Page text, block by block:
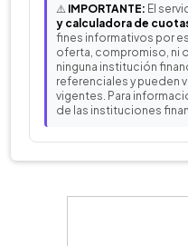
⚠️ IMPORTANTE: El
y calculadora de
fines informativos por
oferta, compromiso, ni
ninguna institución
referenciales y pueden
vigentes. Para
de las instituciones